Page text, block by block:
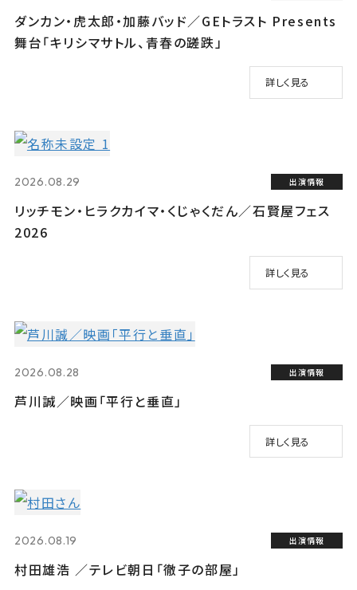
ダンカン・虎太郎・加藤バッド／GEトラスト Presents
舞台「キリシマサトル、青春の蹉跌」
詳しく見る
2026.08.29 出演情報
リッチモン・ヒラクカイマ・くじゃくだん／石賢屋フェス
2026
詳しく見る
2026.08.28 出演情報
芦川誠／映画「平行と垂直」
詳しく見る
2026.08.19 出演情報
村田雄浩 ／テレビ朝日「徹子の部屋」